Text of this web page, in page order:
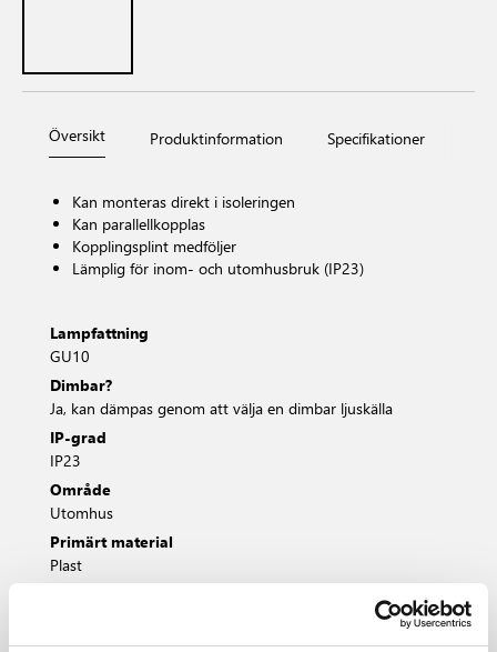
Översikt Produktinformation Specifikationer
Kan monteras direkt i isoleringen
Kan parallellkopplas
Kopplingsplint medföljer
Lämplig för inom- och utomhusbruk (IP23)
Lampfattning
GU10
Dimbar?
Ja, kan dämpas genom att välja en dimbar ljuskälla
IP-grad
IP23
Område
Utomhus
Primärt material
Plast